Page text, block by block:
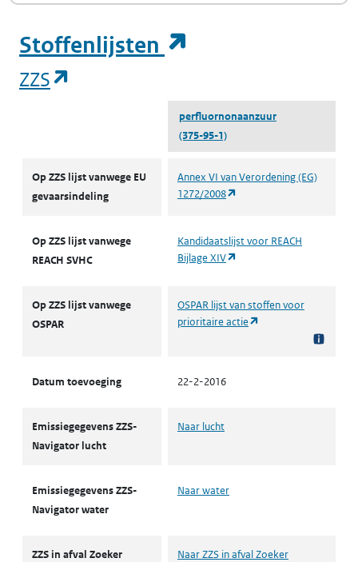
Stoffenlijsten
ZZS
perfluornonaanzuur
(375-95-1)
Op ZZS lijst vanwege EU
gevaarsindeling
Annex VI van Verordening (EG)
1272/2008
Op ZZS lijst vanwege
REACH SVHC
Kandidaatslijst voor REACH
Bijlage XIV
Op ZZS lijst vanwege
OSPAR
OSPAR lijst van stoffen voor
prioritaire actie
Datum toevoeging 22-2-2016
Emissiegegevens ZZS-
Navigator lucht
Naar lucht
Emissiegegevens ZZS-
Navigator water
Naar water
ZZS in afval Zoeker Naar ZZS in afval Zoeker